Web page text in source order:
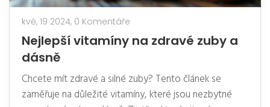
kvě, 19 2024, 0 Komentáře
Nejlepší vitamíny na zdravé zuby a
dásně
Chcete mít zdravé a silné zuby? Tento článek se
zaměřuje na důležité vitamíny, které jsou nezbytné